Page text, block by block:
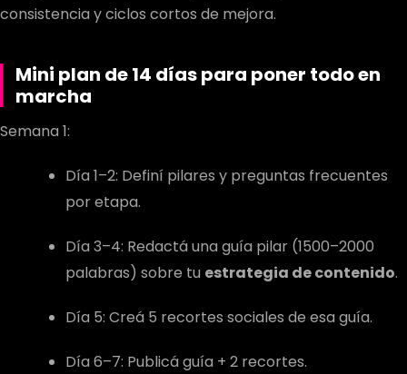
consistencia y ciclos cortos de mejora.
Mini plan de 14 días para poner todo en
marcha
Semana 1:
Día 1–2: Definí pilares y preguntas frecuentes
por etapa.
Día 3–4: Redactá una guía pilar (1500–2000
palabras) sobre tu estrategia de contenido.
Día 5: Creá 5 recortes sociales de esa guía.
Día 6–7: Publicá guía + 2 recortes.